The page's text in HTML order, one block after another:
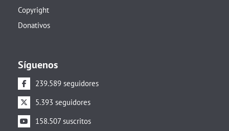
Copyright
Donativos
Síguenos
239.589 seguidores
5.393 seguidores
158.507 suscritos